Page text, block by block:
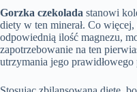
Gorzka czekolada stanowi
diety w ten minerał. Co więcej,
odpowiednią ilość magnezu,
zapotrzebowanie na ten
utrzymania jego